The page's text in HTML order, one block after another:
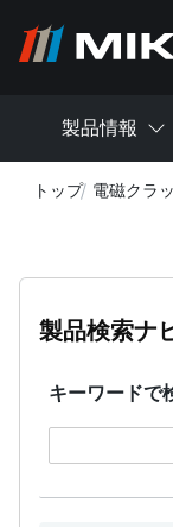
製品情報
トップ 電磁クラ
製品検索ナ
キーワードで